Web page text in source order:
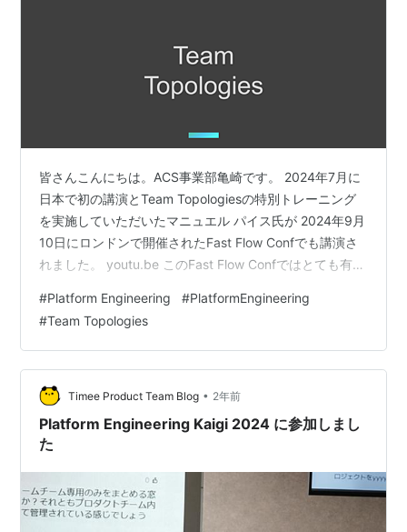
皆さんこんにちは。ACS事業部亀崎です。 2024年7月に
日本で初の講演とTeam Topologiesの特別トレーニング
を実施していただいたマニュエル パイス氏が 2024年9月
10日にロンドンで開催されたFast Flow Confでも講演さ
れました。 youtu.be このFast Flow Confではとても有益
きたいことがたくさんあるのですがそれは別の機会にま
わすとして、パイス氏が「Platform Manifesto」というも
のを紹介していたのでここで取り上げたいと思います。
オリジナルは以下のところにあるものです。 teamtop…
#Platform Engineering #PlatformEngineering
#Team Topologies
Timee Product Team Blog • 2年前
Platform Engineering Kaigi 2024 に参加しまし
た